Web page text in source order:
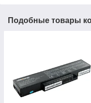
Подобные товары